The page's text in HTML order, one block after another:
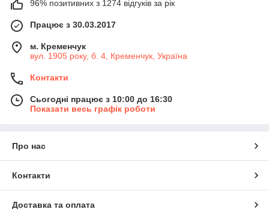
96% позитивних з 1274 відгуків за рік
Працює з 30.03.2017
м. Кременчук
вул. 1905 року, б. 4, Кременчук, Україна
Контакти
Сьогодні працює з 10:00 до 16:30
Показати весь графік роботи
Про нас
Контакти
Доставка та оплата